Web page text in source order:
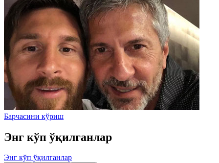
Барчасини кўриш
Энг кўп ўқилганлар
Энг кўп ўқилганлар